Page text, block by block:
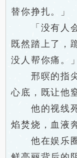
替你挣扎。」
「没有人会
既然踏上了，
没人帮你痛。」
邢暝的指尖
心底，既让他
他的视线死
焰焚烧，血液
他在娱乐圈